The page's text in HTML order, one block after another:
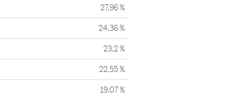
27,96 %
24,36 %
23,2 %
22,55 %
19,07 %